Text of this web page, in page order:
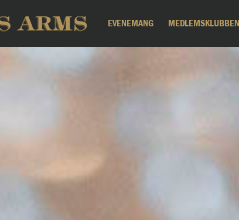
EVENEMANG MEDLEMSKLUBBEN